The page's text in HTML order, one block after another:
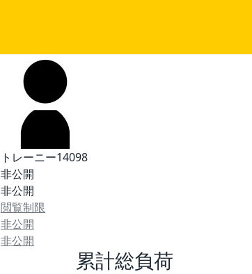
トレーニー14098
非公開
非公開
閲覧制限
非公開
非公開
累計総負荷